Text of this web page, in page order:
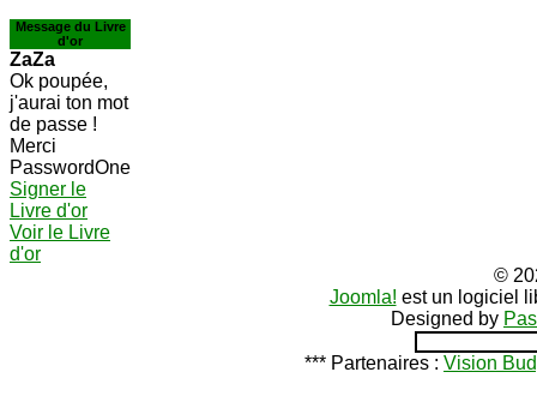
Message du Livre
d'or
ZaZa
Ok poupée,
j'aurai ton mot
de passe !
Merci
PasswordOne
Signer le
Livre d'or
Voir le Livre
d'or
©
Joomla! est un logiciel
Designed by
*** Partenaires : Vision